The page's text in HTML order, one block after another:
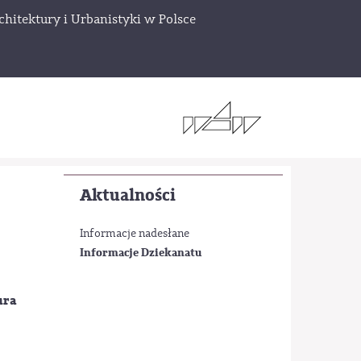
i Urbanistyki w Polsce
Aktualności
Informacje nadesłane
Informacje Dziekanatu